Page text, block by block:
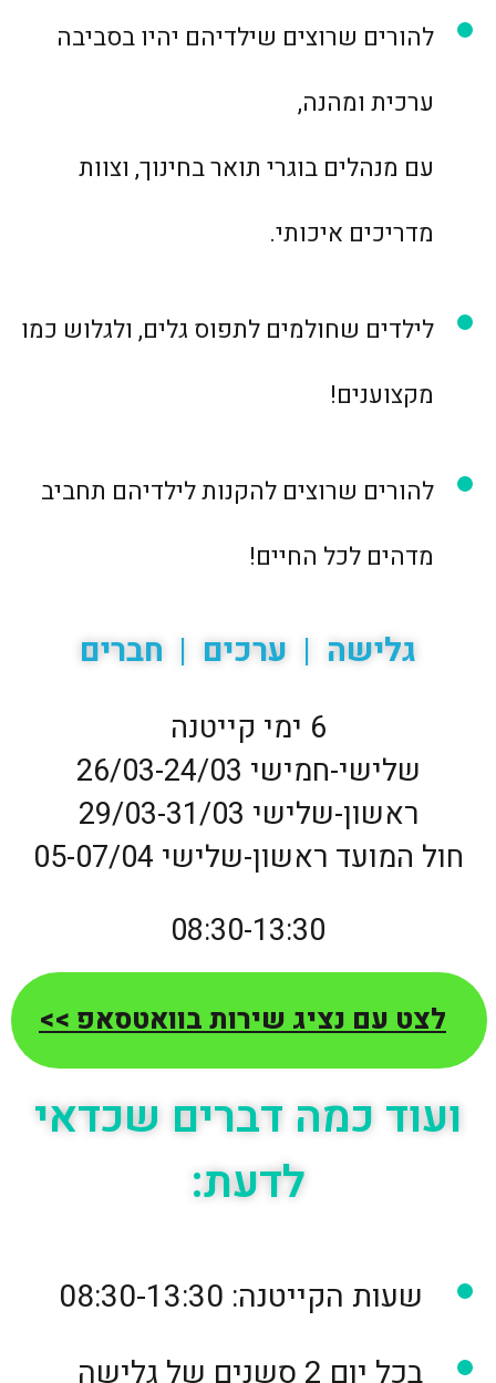
להורים שרוצים שילדיהם יהיו בסביבה
ערכית ומהנה,
עם מנהלים בוגרי תואר בחינוך, וצוות
מדריכים איכותי.
לילדים שחולמים לתפוס גלים, ולגלוש כמו
מקצוענים!
להורים שרוצים להקנות לילדיהם תחביב
מדהים לכל החיים!
גלישה | ערכים | חברים
6 ימי קייטנה
שלישי-חמישי 26/03-24/03
ראשון-שלישי 29/03-31/03
חול המועד ראשון-שלישי 05-07/04
08:30-13:30
לצט עם נציג שירות בוואטסאפ >>
ועוד כמה דברים שכדאי
לדעת:
שעות הקייטנה: 08:30-13:30
בכל יום 2 סשנים של גלישה